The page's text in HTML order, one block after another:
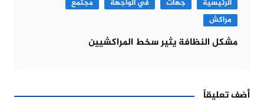
الرئيسية جهات في الواجهة
مجتمع
مراكش
مشكل النظافة يثير سخط المراكشيين
أضف تعليقاً